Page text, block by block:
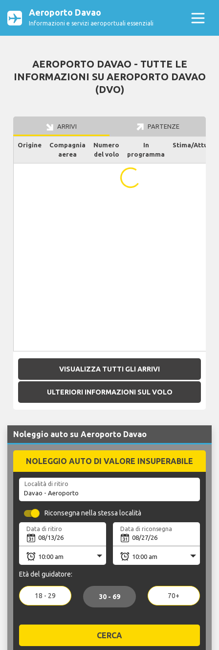
Aeroporto Davao
Informazioni e servizi aeroportuali essenziali
AEROPORTO DAVAO - TUTTE LE
INFORMAZIONI SU AEROPORTO DAVAO
(DVO)
ARRIVI PARTENZE
Origine
Compagnia
aerea
Numero
del volo
In
programma
Stima/Attuale
VISUALIZZA TUTTI GLI ARRIVI
ULTERIORI INFORMAZIONI SUL VOLO
Noleggio auto su Aeroporto Davao
NOLEGGIO AUTO DI VALORE INSUPERABILE
Località di ritiro
Riconsegna nella stessa località
Data di ritiro Data di riconsegna
Età del guidatore:
18 - 29 30 - 69 70+
CERCA